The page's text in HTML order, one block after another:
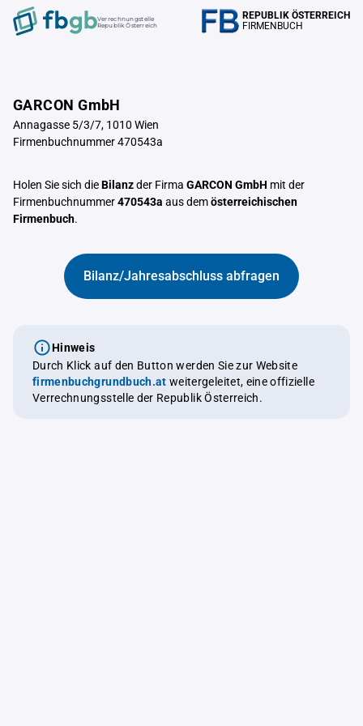
Verrechnungstelle
Republik Österreich
REPUBLIK ÖSTERREICH
FIRMENBUCH
GARCON GmbH
Annagasse 5/3/7, 1010 Wien
Firmenbuchnummer 470543a
Holen Sie sich dieBilanzder Firma GARCON GmbH mit der
Firmenbuchnummer470543a aus demösterreichischen
Firmenbuch.
Bilanz/Jahresabschluss abfragen
Hinweis
Durch Klick auf den Button werden Sie zur Website
firmenbuchgrundbuch.at weitergeleitet, eine offizielle
Verrechnungsstelle der Republik Österreich.